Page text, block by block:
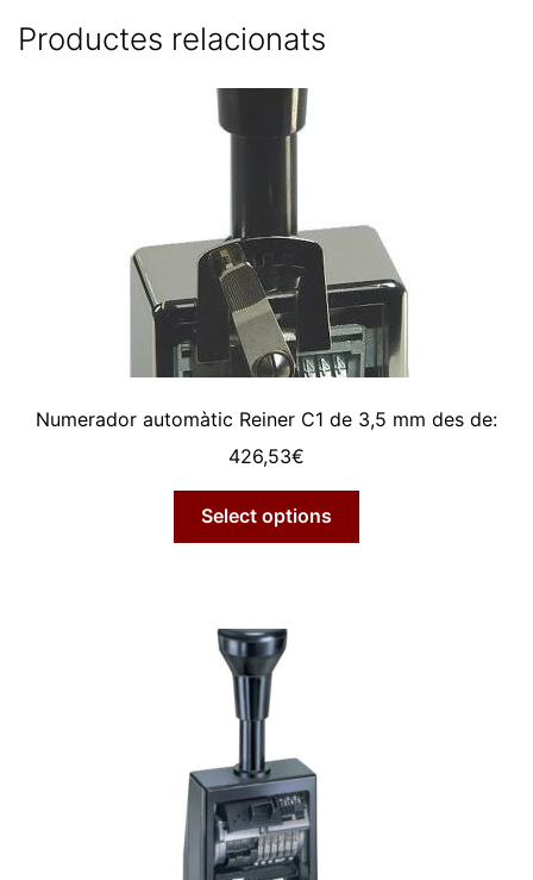
Productes relacionats
Numerador automàtic Reiner C1 de 3,5 mm des de:
426,53€
Select options